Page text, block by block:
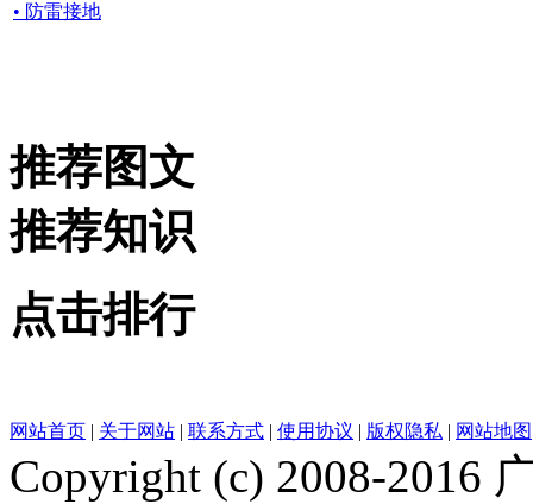
• 防雷接地
推荐图文
推荐知识
点击排行
网站首页 | 关于网站 | 联系方式 | 使用协议 | 版权隐私 | 网站地图
Copyright (c) 2008-2016